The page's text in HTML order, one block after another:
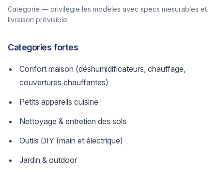
Catégorie — privilégie les modèles avec specs mesurables et
livraison prévisible.
Categories fortes
Confort maison (déshumidificateurs, chauffage,
couvertures chauffantes)
Petits appareils cuisine
Nettoyage & entretien des sols
Outils DIY (main et électrique)
Jardin & outdoor